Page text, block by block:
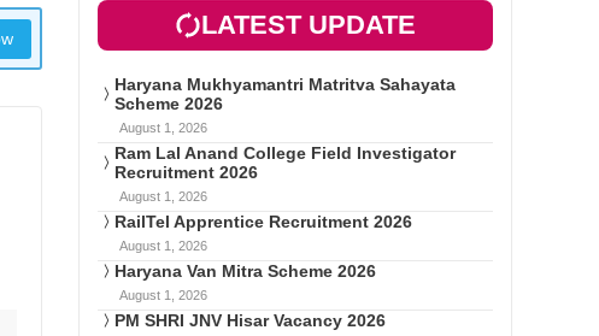
LATEST UPDATE
Haryana Mukhyamantri Matritva Sahayata
Scheme 2026
August 1, 2026
Ram Lal Anand College Field Investigator
Recruitment 2026
August 1, 2026
RailTel Apprentice Recruitment 2026
August 1, 2026
Haryana Van Mitra Scheme 2026
August 1, 2026
PM SHRI JNV Hisar Vacancy 2026